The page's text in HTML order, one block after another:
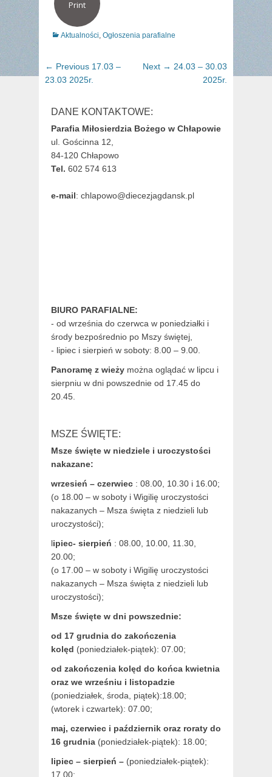
Print
Categories
Aktualności Ogłoszenia parafialne
Nawigacja
wpisu
← Previous Previous
post:
17.03 –
23.03 2025r.
Next → Next
24.03 – 30.03
2025r.
DANE KONTAKTOWE:
Parafia Miłosierdzia Bożego w Chłapowie
ul. Gościnna 12,
84-120 Chłapowo
Tel. 602 574 613
e-mail: chlapowo@diecezjagdansk.pl
BIURO PARAFIALNE:
- od września do czerwca w poniedziałki i
środy bezpośrednio po Mszy świętej,
- lipiec i sierpień w soboty: 8.00 – 9.00.
Panoramę z wieży można oglądać w lipcu i
sierpniu w dni powszednie od 17.45 do
20.45.
MSZE ŚWIĘTE:
Msze święte w niedziele i uroczystości
nakazane:
wrzesień – czerwiec : 08.00, 10.30 i 16.00;
(o 18.00 – w soboty i Wigilię uroczystości
nakazanych – Msza święta z niedzieli lub
uroczystości);
lipiec- sierpień : 08.00, 10.00, 11.30,
20.00;
(o 17.00 – w soboty i Wigilię uroczystości
nakazanych – Msza święta z niedzieli lub
uroczystości);
Msze święte w dni powszednie:
od 17 grudnia do zakończenia
kolęd (poniedziałek-piątek): 07.00;
od zakończenia kolęd do końca kwietnia
oraz we wrześniu i listopadzie
(poniedziałek, środa, piątek):18.00;
(wtorek i czwartek): 07.00;
maj, czerwiec i październik oraz roraty do
16 grudnia (poniedziałek-piątek): 18.00;
lipiec – sierpień – (poniedziałek-piątek):
17.00;